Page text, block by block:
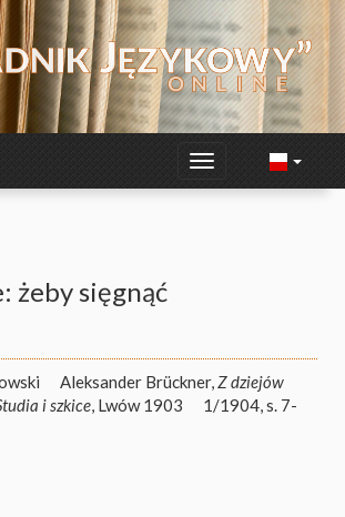
żeby sięgnąć
Aleksander Brückner,Z dziejów
i szkice, Lwów 1903
1/1904, s. 7-